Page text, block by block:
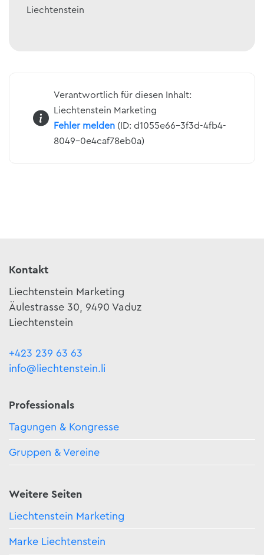
Liechtenstein
Verantwortlich für diesen Inhalt:
Liechtenstein Marketing
Fehler melden(ID: d1055e66-3f3d-4fb4-
8049-0e4caf78eb0a)
Kontakt
Liechtenstein Marketing
Äulestrasse 30, 9490 Vaduz
Liechtenstein
+423 239 63 63
info@liechtenstein.li
Professionals
Tagungen & Kongresse
Gruppen & Vereine
Weitere Seiten
Liechtenstein Marketing
Marke Liechtenstein